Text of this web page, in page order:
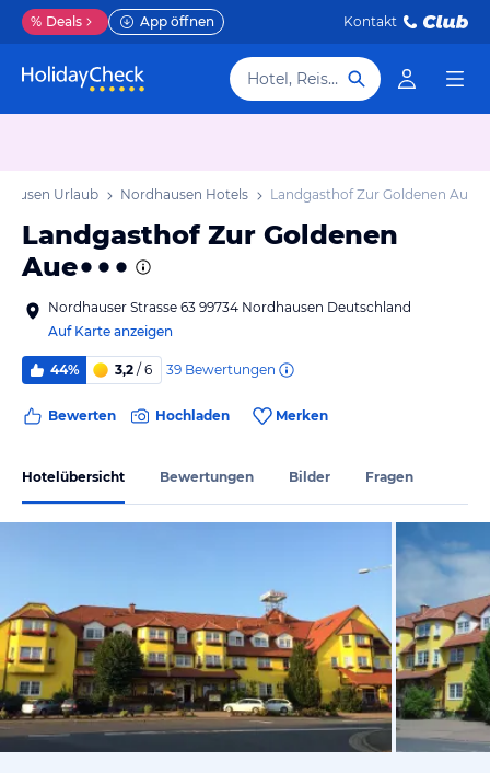
% Deals App öffnen Kontakt
Hotel, Reiseziel
Urlaub Nordhausen Hotels Landgasthof Zur Goldenen Aue
Landgasthof Zur Goldenen
Aue
Nordhauser Strasse 63 99734 Nordhausen Deutschland
Auf Karte anzeigen
44% 3,2 / 6 39 Bewertungen
Bewerten Hochladen Merken
Hotelübersicht Bewertungen Bilder Fragen
vom